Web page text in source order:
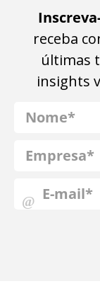
receba
últimas
insights